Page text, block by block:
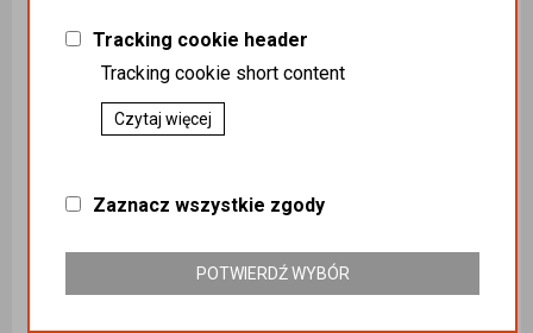
Tracking cookie header
Tracking cookie short content
Czytaj więcej
Zaznacz wszystkie zgody
POTWIERDŹ WYBÓR